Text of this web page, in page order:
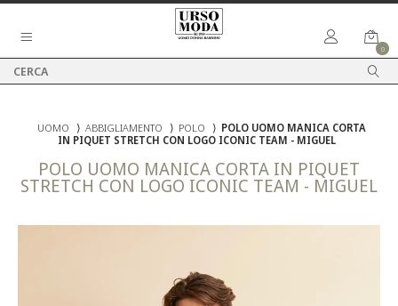
0
UOMO ⟩ ABBIGLIAMENTO ⟩ POLO ⟩ POLO UOMO MANICA CORTA
IN PIQUET STRETCH CON LOGO ICONIC TEAM - MIGUEL
POLO UOMO MANICA CORTA IN PIQUET
STRETCH CON LOGO ICONIC TEAM - MIGUEL